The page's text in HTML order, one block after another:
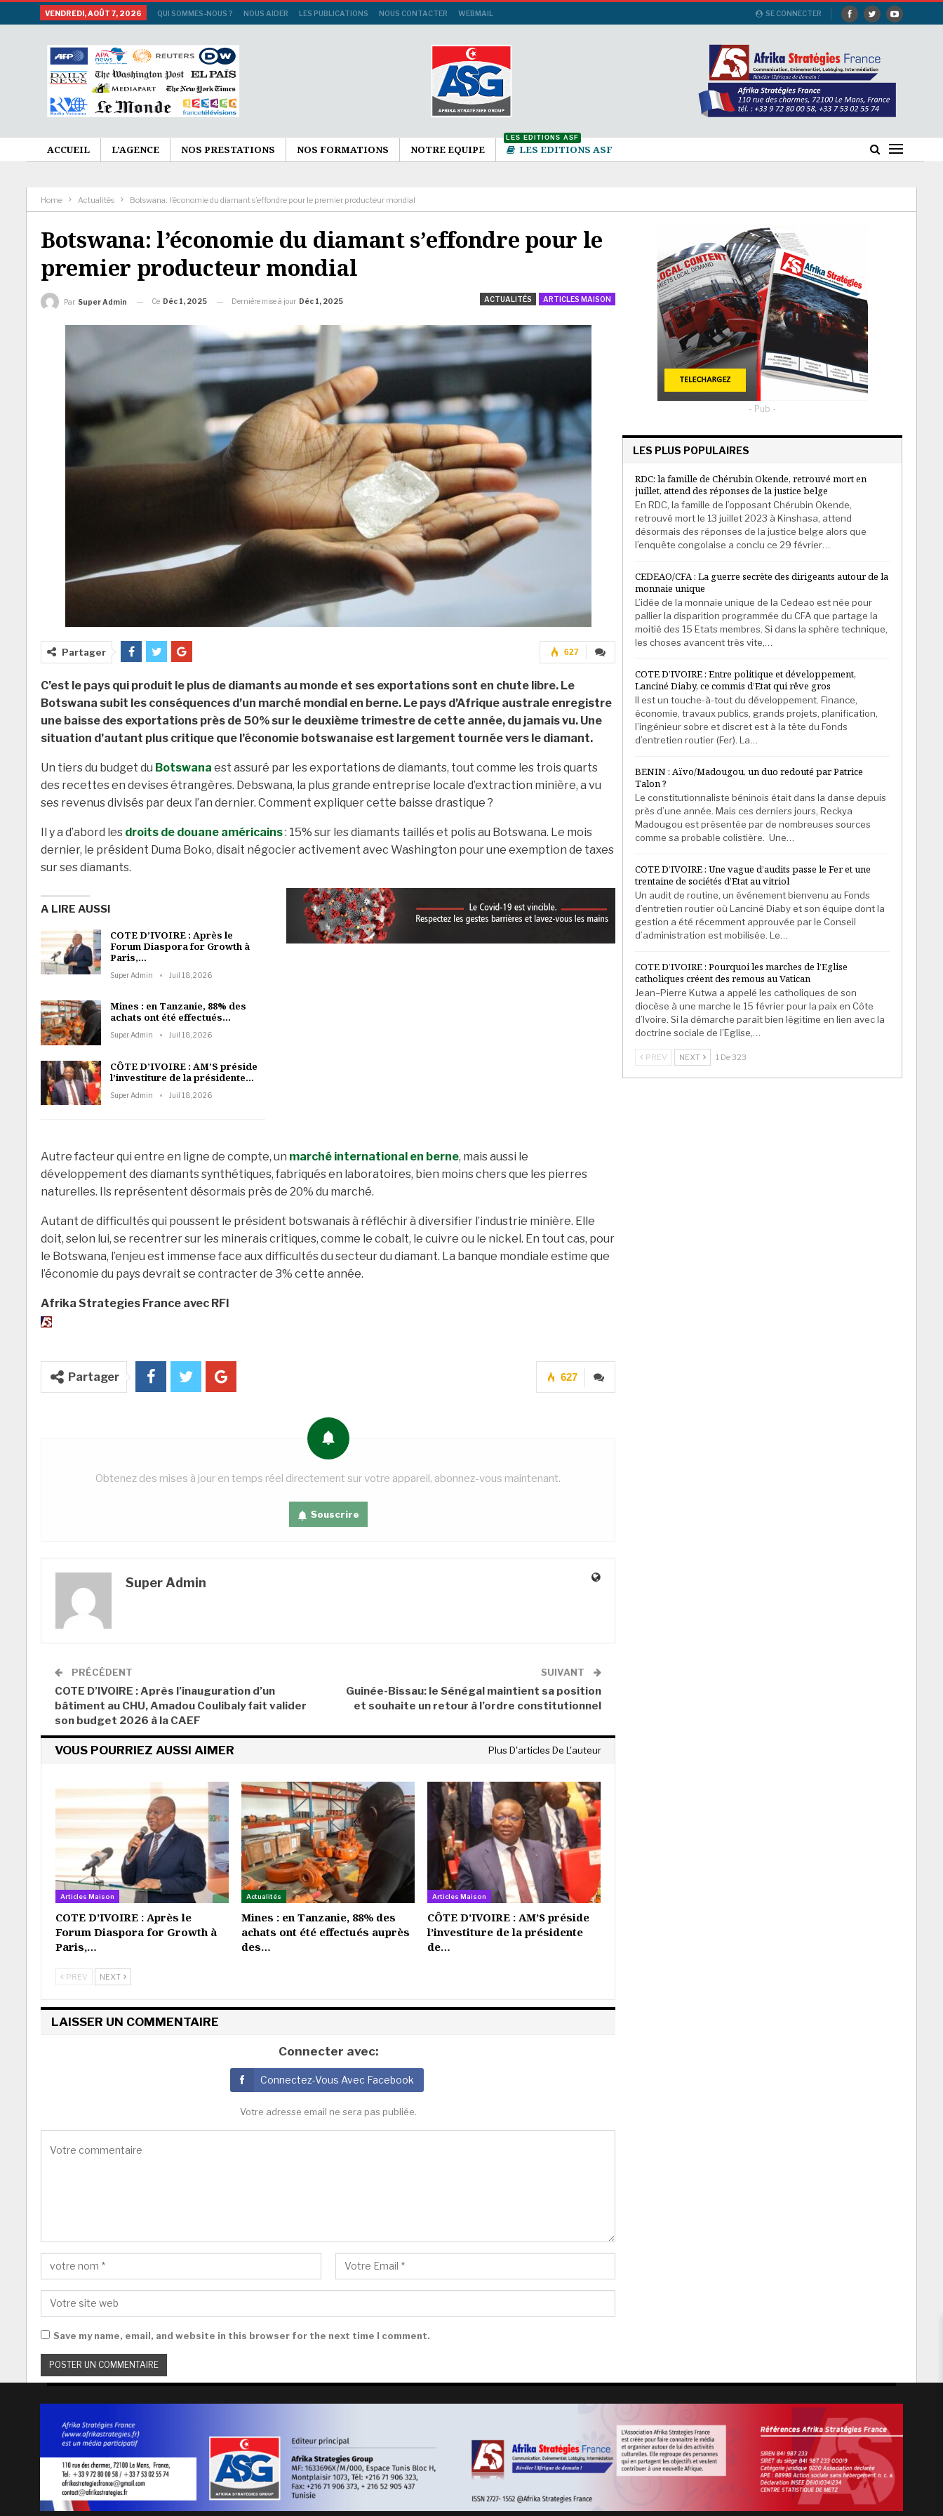
SE CONNECTER
VENDREDI, AOÛT 7, 2026 QUI SOMMES-NOUS ? NOUS AIDER LES PUBLICATIONS NOUS CONTACTER WEBMAIL
ACCUEIL L’AGENCE NOS PRESTATIONS NOS FORMATIONS NOTRE EQUIPE LES EDITIONS ASF
LES EDITIONS ASF
Home Actualités Botswana: l’économie du diamant s’effondre pour le premier producteur mondial
Botswana: l’économie du diamant s’effondre pour le
premier producteur mondial
ACTUALITÉS ARTICLES MAISON
Par Super Admin Ce Déc 1, 2025 Dernière mise à jour Déc 1, 2025
627
Partager
C’est le pays qui produit le plus de diamants au monde et ses exportations sont en chute libre. Le
Botswana subit les conséquences d’un marché mondial en berne. Le pays d’Afrique australe enregistre
une baisse des exportations près de 50% sur le deuxième trimestre de cette année, du jamais vu. Une
situation d’autant plus critique que l’économie botswanaise est largement tournée vers le diamant.
Un tiers du budget du Botswana est assuré par les exportations de diamants, tout comme les trois quarts
des recettes en devises étrangères. Debswana, la plus grande entreprise locale d’extraction minière, a vu
ses revenus divisés par deux l’an dernier. Comment expliquer cette baisse drastique ?
Il y a d’abord les droits de douane américains: 15% sur les diamants taillés et polis au Botswana. Le mois
dernier, le président Duma Boko, disait négocier activement avec Washington pour une exemption de taxes
sur ses diamants.
A LIRE AUSSI
COTE D’IVOIRE : Après le
Forum Diaspora for Growth à
Paris,…
Super Admin Juil 18, 2026
Mines : en Tanzanie, 88% des
achats ont été effectués…
Super Admin Juil 18, 2026
CÔTE D’IVOIRE : AM’S préside
l’investiture de la présidente…
Super Admin Juil 18, 2026
Autre facteur qui entre en ligne de compte, un marché international en berne, mais aussi le
développement des diamants synthétiques, fabriqués en laboratoires, bien moins chers que les pierres
naturelles. Ils représentent désormais près de 20% du marché.
Autant de difficultés qui poussent le président botswanais à réfléchir à diversifier l’industrie minière. Elle
doit, selon lui, se recentrer sur les minerais critiques, comme le cobalt, le cuivre ou le nickel. En tout cas, pour
le Botswana, l’enjeu est immense face aux difficultés du secteur du diamant. La banque mondiale estime que
l’économie du pays devrait se contracter de 3% cette année.
Afrika Strategies France avec RFI
627
Partager
Obtenez des mises à jour en temps réel directement sur votre appareil, abonnez-vous maintenant.
Souscrire
Super Admin
PRÉCÉDENT
COTE D’IVOIRE : Après l’inauguration d’un
bâtiment au CHU, Amadou Coulibaly fait valider
son budget 2026 à la CAEF
SUIVANT
Guinée-Bissau: le Sénégal maintient sa position
et souhaite un retour à l’ordre constitutionnel
VOUS POURRIEZ AUSSI AIMER Plus D'articles De L'auteur
Articles Maison
COTE D’IVOIRE : Après le
Forum Diaspora for Growth à
Paris,…
Actualités
Mines : en Tanzanie, 88% des
achats ont été effectués auprès
des…
Articles Maison
CÔTE D’IVOIRE : AM’S préside
l’investiture de la présidente
de…
PREV NEXT
LAISSER UN COMMENTAIRE
Connecter avec:
Connectez-Vous Avec Facebook
Votre adresse email ne sera pas publiée.
Save my name, email, and website in this browser for the next time I comment.
- Pub -
LES PLUS POPULAIRES
RDC: la famille de Chérubin Okende, retrouvé mort en
juillet, attend des réponses de la justice belge
En RDC, la famille de l’opposant Chérubin Okende,
retrouvé mort le 13 juillet 2023 à Kinshasa, attend
désormais des réponses de la justice belge alors que
l’enquête congolaise a conclu ce 29 février…
CEDEAO/CFA : La guerre secrète des dirigeants autour de la
monnaie unique
L’idée de la monnaie unique de la Cedeao est née pour
pallier la disparition programmée du CFA que partage la
moitié des 15 Etats membres. Si dans la sphère technique,
les choses avancent très vite,…
COTE D’IVOIRE : Entre politique et développement,
Lanciné Diaby, ce commis d’Etat qui rêve gros
Il est un touche-à-tout du développement. Finance,
économie, travaux publics, grands projets, planification,
l’ingénieur sobre et discret est à la tête du Fonds
d’entretien routier (Fer). La…
BENIN : Aïvo/Madougou, un duo redouté par Patrice
Talon ?
Le constitutionnaliste béninois était dans la danse depuis
près d’une année. Mais ces derniers jours, Reckya
Madougou est présentée par de nombreuses sources
comme sa probable colistière. Une…
COTE D’IVOIRE : Une vague d’audits passe le Fer et une
trentaine de sociétés d’Etat au vitriol
Un audit de routine, un événement bienvenu au Fonds
d’entretien routier où Lanciné Diaby et son équipe dont la
gestion a été récemment approuvée par le Conseil
d’administration est mobilisée. Le…
COTE D’IVOIRE : Pourquoi les marches de l’Eglise
catholiques créent des remous au Vatican
Jean–Pierre Kutwa a appelé les catholiques de son
diocèse à une marche le 15 février pour la paix en Côte
d’Ivoire. Si la démarche paraît bien légitime en lien avec la
doctrine sociale de l’Eglise,…
PREV NEXT 1 De 323